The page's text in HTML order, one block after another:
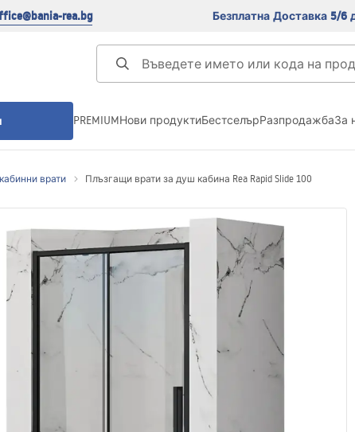
rea.bg Безплатна Доставка 5/6
чиния с
PREMIUMНови продуктиБестселърРазпродажбаЗа
врати Плъзгащи врати за душ кабина Rea Rapid Slide 100